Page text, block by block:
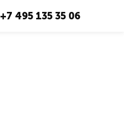
+7 495 135 35 06